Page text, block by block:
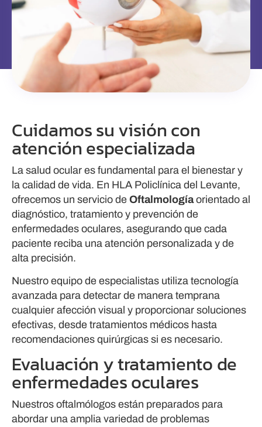
Cuidamos su visión con
atención especializada
La salud ocular es fundamental para el bienestar y
la calidad de vida. En HLA Policlínica del Levante,
ofrecemos un servicio de Oftalmologíaorientado al
diagnóstico, tratamiento y prevención de
enfermedades oculares, asegurando que cada
paciente reciba una atención personalizada y de
alta precisión.
Nuestro equipo de especialistas utiliza tecnología
avanzada para detectar de manera temprana
cualquier afección visual y proporcionar soluciones
efectivas, desde tratamientos médicos hasta
recomendaciones quirúrgicas si es necesario.
Evaluación y tratamiento de
enfermedades oculares
Nuestros oftalmólogos están preparados para
abordar una amplia variedad de problemas